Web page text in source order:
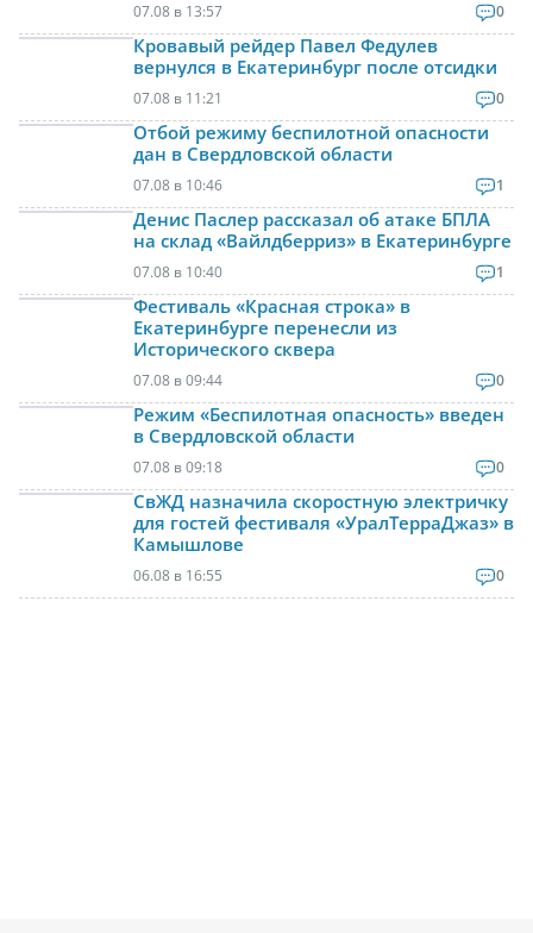
07.08 в 13:57 0
Кровавый рейдер Павел Федулев
вернулся в Екатеринбург после отсидки
07.08 в 11:21 0
Отбой режиму беспилотной опасности
дан в Свердловской области
07.08 в 10:46 1
Денис Паслер рассказал об атаке БПЛА
на склад «Вайлдберриз» в Екатеринбурге
07.08 в 10:40 1
Фестиваль «Красная строка» в
Екатеринбурге перенесли из
Исторического сквера
07.08 в 09:44 0
Режим «Беспилотная опасность» введен
в Свердловской области
07.08 в 09:18 0
СвЖД назначила скоростную электричку
для гостей фестиваля «УралТерраДжаз» в
Камышлове
06.08 в 16:55 0